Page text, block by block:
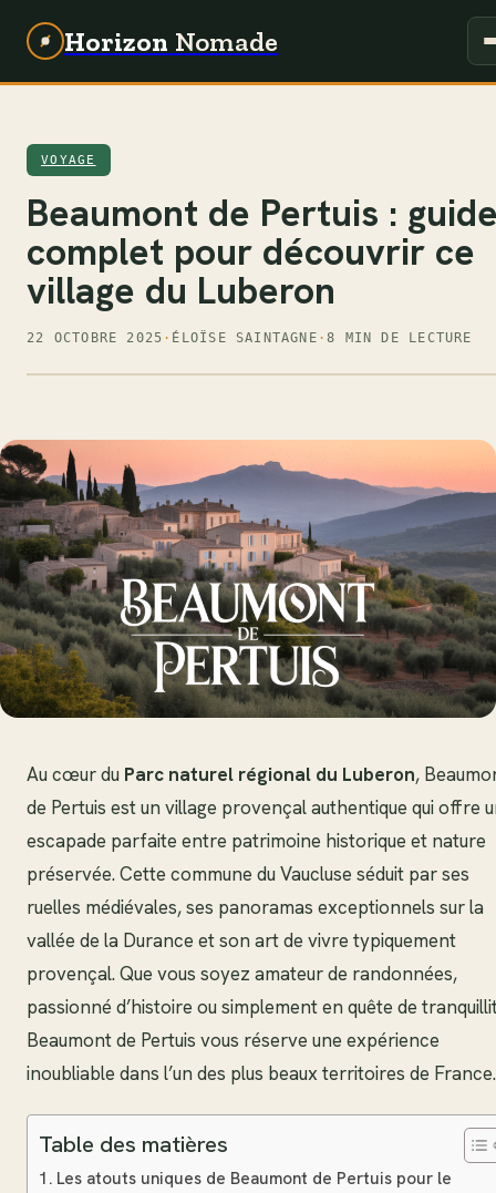
Horizon Nomade
VOYAGE
Beaumont de Pertuis :
complet pour découvrir ce
village du Luberon
22 OCTOBRE 2025 · ÉLOÏSE SAINTAGNE ·8 MIN DE LECTURE
Au cœur du Parc naturel régional du Luberon,
de Pertuis est un village provençal authentique qui offre
escapade parfaite entre patrimoine historique et nature
préservée. Cette commune du Vaucluse séduit par ses
ruelles médiévales, ses panoramas exceptionnels sur la
vallée de la Durance et son art de vivre typiquement
provençal. Que vous soyez amateur de randonnées,
passionné d’histoire ou simplement en quête de
Beaumont de Pertuis vous réserve une expérience
inoubliable dans l’un des plus beaux territoires de France.
Table des matières
Les atouts uniques de Beaumont de Pertuis pour le